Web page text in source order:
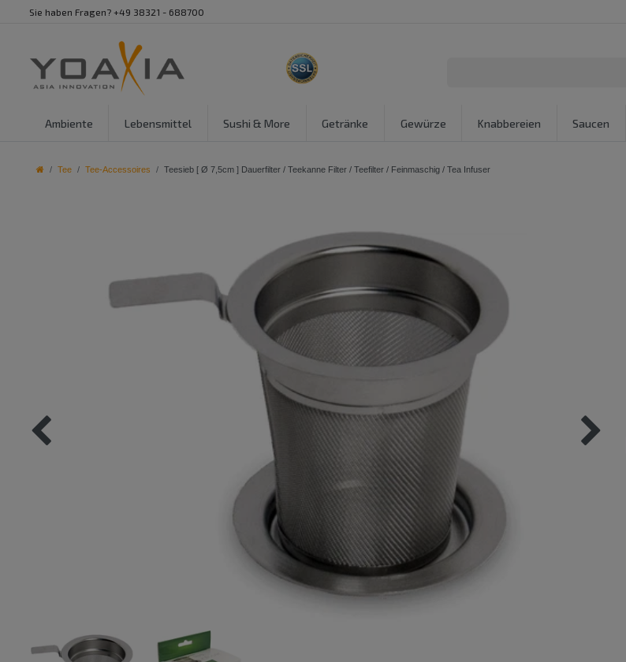
Sie haben Fragen? +49 38321 - 688700
Ambiente Lebensmittel Sushi & More Getränke Gewürze Knabbereien Saucen
Tee Tee-Accessoires Teesieb [ Ø 7,5cm ] Dauerfilter / Teekanne Filter / Teefilter / Feinmaschig / Tea Infuser